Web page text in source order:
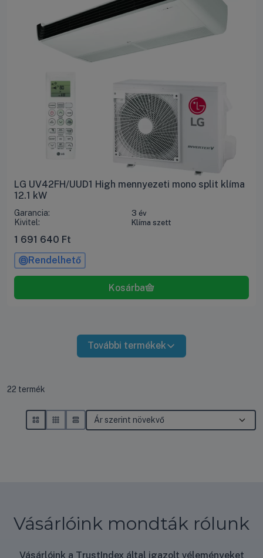
LG UV42FH/UUD1 High mennyezeti mono split klíma
12.1 kW
Garancia: 3 év
Kivitel: Klíma szett
1 691 640 Ft
Rendelhető
További termékek
Összes termék a kategóriában
22 termék
Vásárlóink mondták rólunk
Vásárlóink a TrustIndex által igazolt véleményeket